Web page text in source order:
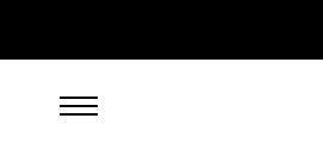
599,00